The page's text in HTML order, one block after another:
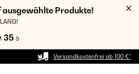
ausgewählte Produkte!
35 S
Versandkostenfrei ab 100 €*